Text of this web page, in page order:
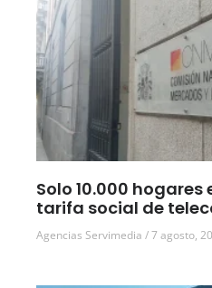
Solo 10.000 hogares
tarifa social de
Agencias Servimedia 7 agosto,